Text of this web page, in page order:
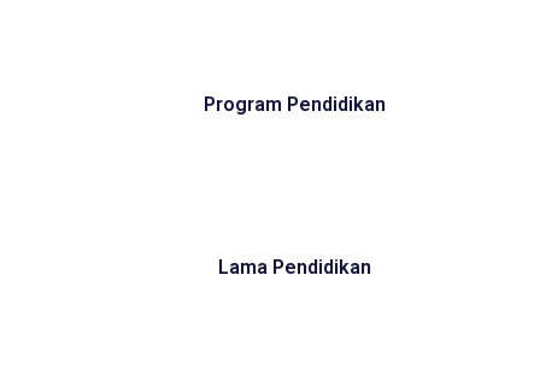
Program Pendidikan
Lama Pendidikan